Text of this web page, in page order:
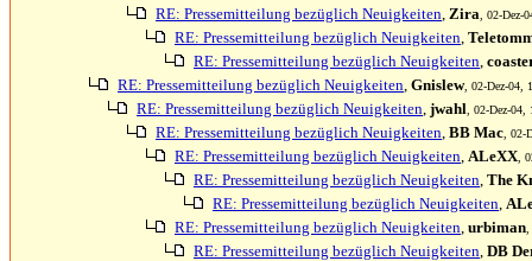
RE: Pressemitteilung bezüglich Neuigkeiten, Zira , 02-Dez-
RE: Pressemitteilung bezüglich Neuigkeiten,
RE: Pressemitteilung bezüglich Neuigkeiten,
RE: Pressemitteilung bezüglich Neuigkeiten, Gnislew, 02-Dez-04,
RE: Pressemitteilung bezüglich Neuigkeiten, jwahl , 02-Dez-
RE: Pressemitteilung bezüglich Neuigkeiten, BB Mac ,
RE: Pressemitteilung bezüglich Neuigkeiten, ALeXX ,
RE: Pressemitteilung bezüglich Neuigkeiten, The
RE: Pressemitteilung bezüglich Neuigkeiten,
RE: Pressemitteilung bezüglich Neuigkeiten, urbiman
RE: Pressemitteilung bezüglich Neuigkeiten, DB